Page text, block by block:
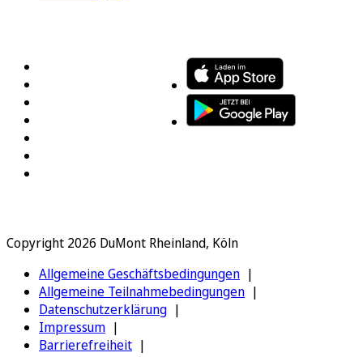
Copyright 2026 DuMont Rheinland, Köln
Allgemeine Geschäftsbedingungen
Allgemeine Teilnahmebedingungen
Datenschutzerklärung
Impressum
Barrierefreiheit